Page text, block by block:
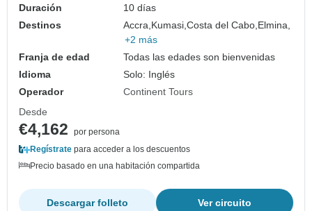
Duración
10 días
Destinos
Accra, Kumasi,Costa del Cabo, Elmina,
+2 más
Franja de edad
Todas las edades son bienvenidas
Idioma
Solo: Inglés
Operador
Continent Tours
Desde
€4,162
por persona
Regístrate para acceder a los descuentos
Precio basado en una habitación compartida
Ver circuito
Descargar folleto